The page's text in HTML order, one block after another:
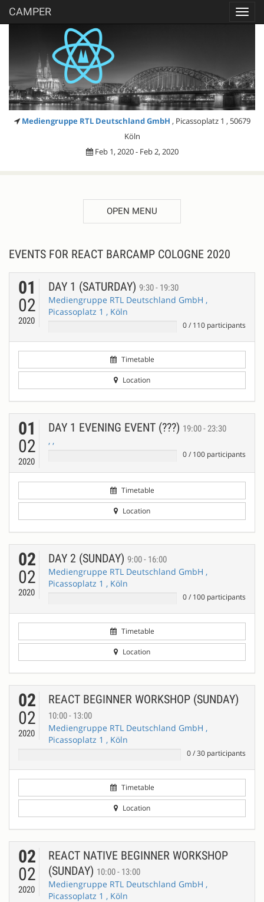
CAMPER
Mediengruppe RTL Deutschland GmbH , Picassoplatz 1 , 50679
Köln
Feb 1, 2020 - Feb 2, 2020
OPEN MENU
EVENTS FOR REACT BARCAMP COLOGNE 2020
01
02
2020
DAY 1 (SATURDAY) 9:30 - 19:30
Mediengruppe RTL Deutschland GmbH ,
Picassoplatz 1 , Köln
0/ 110 participants
Timetable
Location
01
02
2020
DAY 1 EVENING EVENT (???) 19:00 - 23:30
, ,
0/ 100 participants
Timetable
Location
02
02
2020
DAY 2 (SUNDAY) 9:00 - 16:00
Mediengruppe RTL Deutschland GmbH ,
Picassoplatz 1 , Köln
0/ 100 participants
Timetable
Location
02
02
2020
REACT BEGINNER WORKSHOP (SUNDAY)
10:00 - 13:00
Mediengruppe RTL Deutschland GmbH ,
Picassoplatz 1 , Köln
0/30 participants
Timetable
Location
02
02
2020
REACT NATIVE BEGINNER WORKSHOP
(SUNDAY) 10:00 - 13:00
Mediengruppe RTL Deutschland GmbH ,
Picassoplatz 1 , Köln